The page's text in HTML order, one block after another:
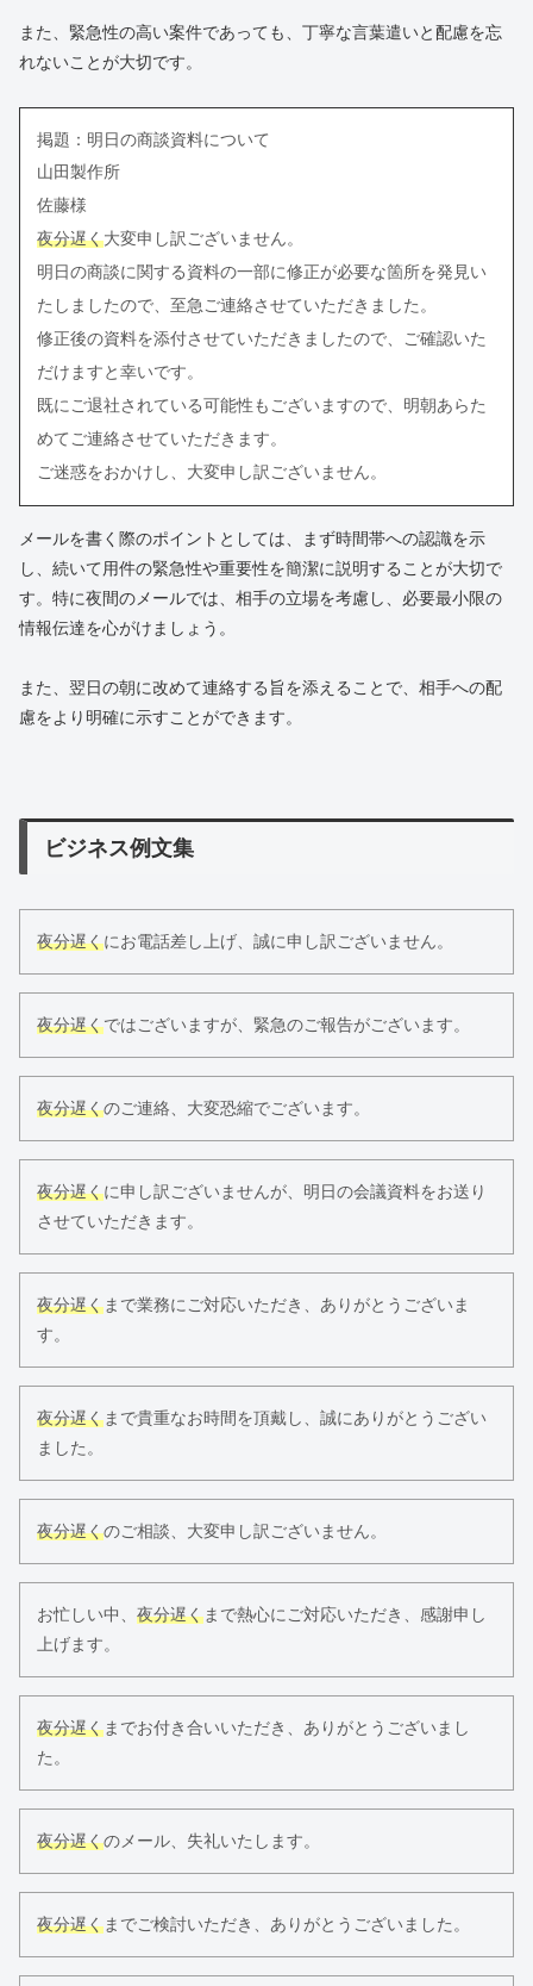
また、緊急性の高い案件であっても、丁寧な言葉遣いと配慮を忘
れないことが大切です。
掲題：明日の商談資料について
山田製作所
佐藤様
夜分遅く大変申し訳ございません。
明日の商談に関する資料の一部に修正が必要な箇所を発見い
たしましたので、至急ご連絡させていただきました。
修正後の資料を添付させていただきましたので、ご確認いた
だけますと幸いです。
既にご退社されている可能性もございますので、明朝あらた
めてご連絡させていただきます。
ご迷惑をおかけし、大変申し訳ございません。
メールを書く際のポイントとしては、まず時間帯への認識を示
し、続いて用件の緊急性や重要性を簡潔に説明することが大切で
す。特に夜間のメールでは、相手の立場を考慮し、必要最小限の
情報伝達を心がけましょう。
また、翌日の朝に改めて連絡する旨を添えることで、相手への配
慮をより明確に示すことができます。
ビジネス例文集
夜分遅くにお電話差し上げ、誠に申し訳ございません。
夜分遅くではございますが、緊急のご報告がございます。
夜分遅くのご連絡、大変恐縮でございます。
夜分遅くに申し訳ございませんが、明日の会議資料をお送り
させていただきます。
夜分遅くまで業務にご対応いただき、ありがとうございま
す。
夜分遅くまで貴重なお時間を頂戴し、誠にありがとうござい
ました。
夜分遅くのご相談、大変申し訳ございません。
お忙しい中、 夜分遅くまで熱心にご対応いただき、感謝申し
上げます。
夜分遅くまでお付き合いいただき、ありがとうございまし
た。
夜分遅くのメール、失礼いたします。
夜分遅くまでご検討いただき、ありがとうございました。